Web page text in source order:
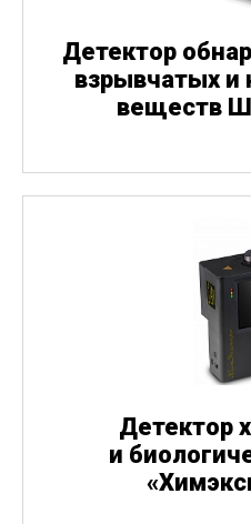
Детектор
взрывчатых и
веществ
Детектор
и
«